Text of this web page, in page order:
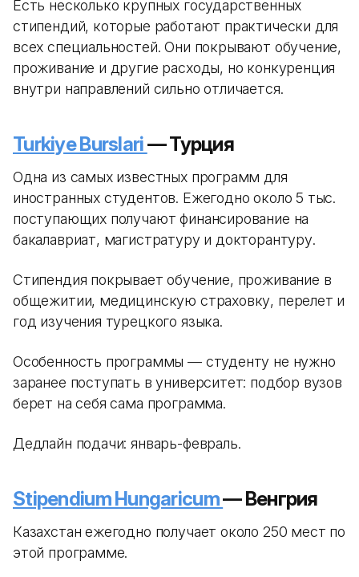
Есть несколько крупных государственных
стипендий, которые работают практически для
всех специальностей. Они покрывают обучение,
проживание и другие расходы, но конкуренция
внутри направлений сильно отличается.
Turkiye Burslari— Турция
Одна из самых известных программ для
иностранных студентов. Ежегодно около 5 тыс.
поступающих получают финансирование на
бакалавриат, магистратуру и докторантуру.
Стипендия покрывает обучение, проживание в
общежитии, медицинскую страховку, перелет и
год изучения турецкого языка.
Особенность программы — студенту не нужно
заранее поступать в университет: подбор вузов
берет на себя сама программа.
Дедлайн подачи: январь-февраль.
Stipendium Hungaricum— Венгрия
Казахстан ежегодно получает около 250 мест по
этой программе.